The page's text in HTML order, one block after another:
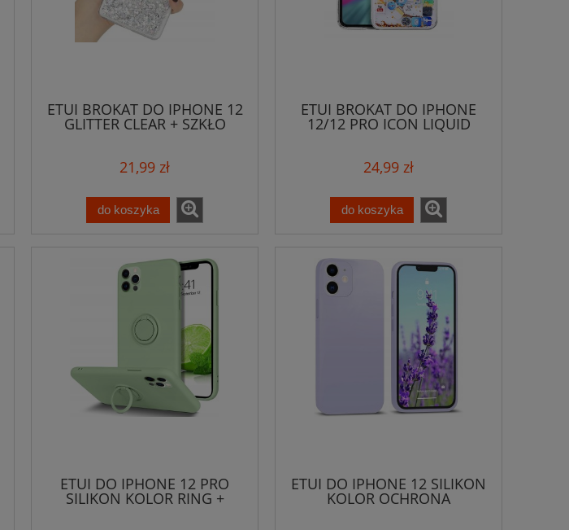
ETUI BROKAT DO IPHONE 12
GLITTER CLEAR + SZKŁO
21,99 zł
do koszyka
ETUI BROKAT DO IPHONE
12/12 PRO ICON LIQUID
24,99 zł
do koszyka
ETUI DO IPHONE 12 PRO
SILIKON KOLOR RING +
ETUI DO IPHONE 12 SILIKON
KOLOR OCHRONA